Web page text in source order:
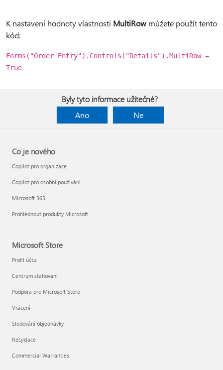
K nastavení hodnoty vlastnosti MultiRow můžete použít tento
kód:
Forms("Order Entry").Controls("Details").MultiRow =
True
Byly tyto informace užitečné?
Ano
Ne
Co je nového
Copilot pro organizace
Copilot pro osobní používání
Microsoft 365
Prohlédnout produkty Microsoft
Microsoft Store
Profil účtu
Centrum stahování
Podpora pro Microsoft Store
Vrácení
Sledování objednávky
Recyklace
Commercial Warranties